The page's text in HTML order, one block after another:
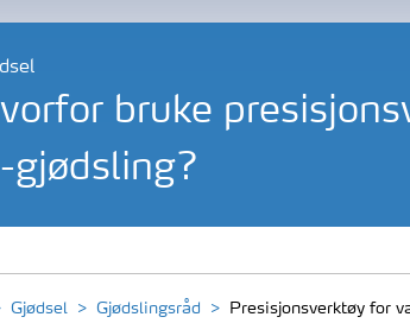
bruke
gjødsling?
Gjødsel Gjødslingsråd Presisjonsverktøy for